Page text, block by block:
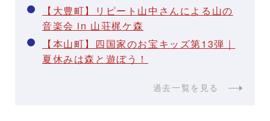
【大豊町】リピート山中さんによる山の
音楽会 in 山荘梶ケ森
【本山町】四国家のお宝キッズ第13弾｜
夏休みは森と遊ぼう！
過去一覧を見る